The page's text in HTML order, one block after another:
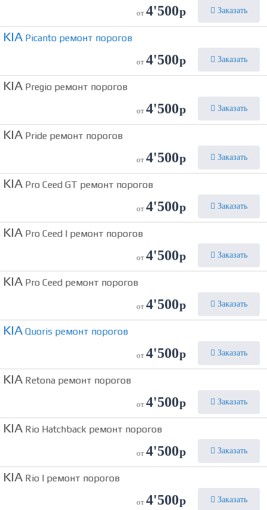
от 4'500р Заказать
KIA Picanto ремонт порогов
от 4'500р Заказать
KIA Pregio ремонт порогов
от 4'500р Заказать
KIA Pride ремонт порогов
от 4'500р Заказать
KIA Pro Ceed GT ремонт порогов
от 4'500р Заказать
KIA Pro Ceed I ремонт порогов
от 4'500р Заказать
KIA Pro Ceed ремонт порогов
от 4'500р Заказать
KIA Quoris ремонт порогов
от 4'500р Заказать
KIA Retona ремонт порогов
от 4'500р Заказать
KIA Rio Hatchback ремонт порогов
от 4'500р Заказать
KIA Rio I ремонт порогов
от 4'500р Заказать